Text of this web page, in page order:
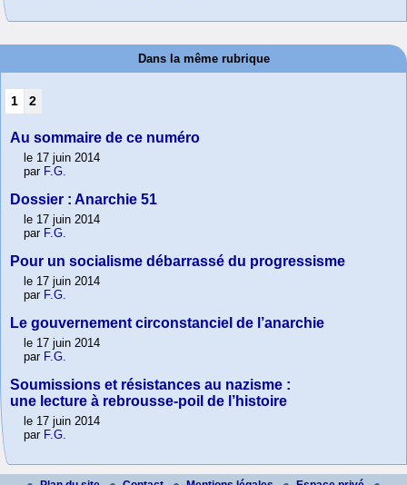
Dans la même rubrique
1 2
Au sommaire de ce numéro
le 17 juin 2014
par F.G.
Dossier : Anarchie 51
le 17 juin 2014
par F.G.
Pour un socialisme débarrassé du progressisme
le 17 juin 2014
par F.G.
Le gouvernement circonstanciel de l’anarchie
le 17 juin 2014
par F.G.
Soumissions et résistances au nazisme :
une lecture à rebrousse-poil de l’histoire
le 17 juin 2014
par F.G.